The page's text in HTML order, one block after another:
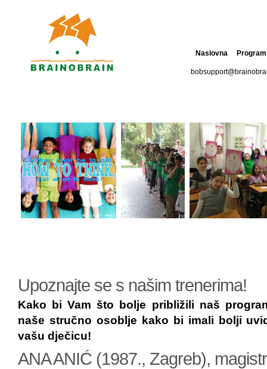
Naslovna Program
Upoznajte se s našim trenerima!
Kako bi Vam što bolje približili naš
naše stručno osoblje kako bi imali bolji
vašu dječicu!
ANA ANIĆ (1987., Zagreb),